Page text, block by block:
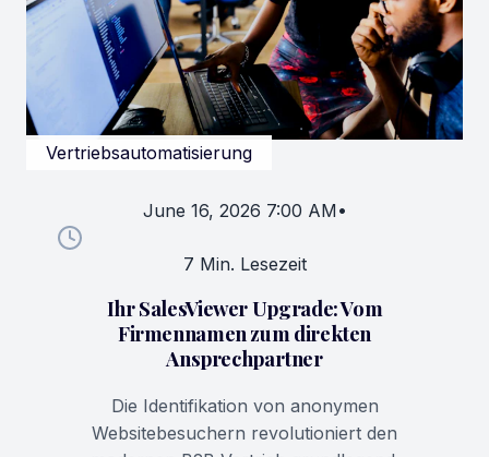
Vertriebsautomatisierung
June 16, 2026 7:00 AM•
7 Min. Lesezeit
Ihr SalesViewer Upgrade: Vom
Firmennamen zum direkten
Ansprechpartner
Die Identifikation von anonymen
Websitebesuchern revolutioniert den